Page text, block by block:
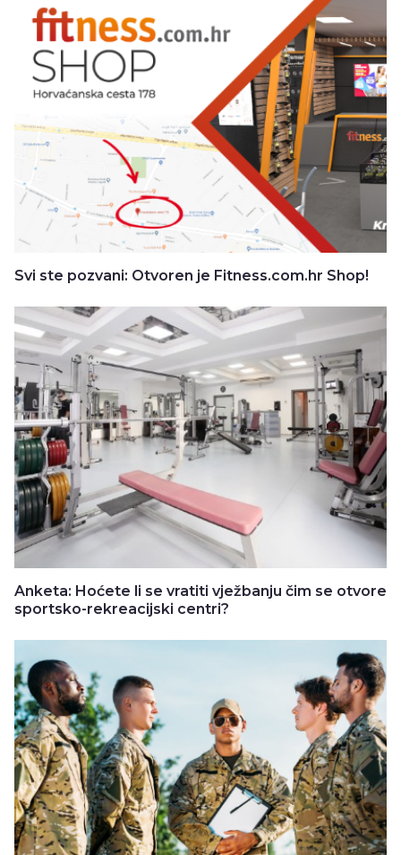
Svi ste pozvani: Otvoren je Fitness.com.hr Shop!
Anketa: Hoćete li se vratiti vježbanju čim se otvore
sportsko-rekreacijski centri?